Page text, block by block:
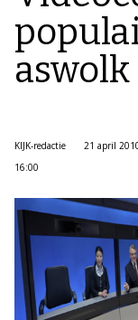
aswolk
KIJK-redactie
21 april
16:00